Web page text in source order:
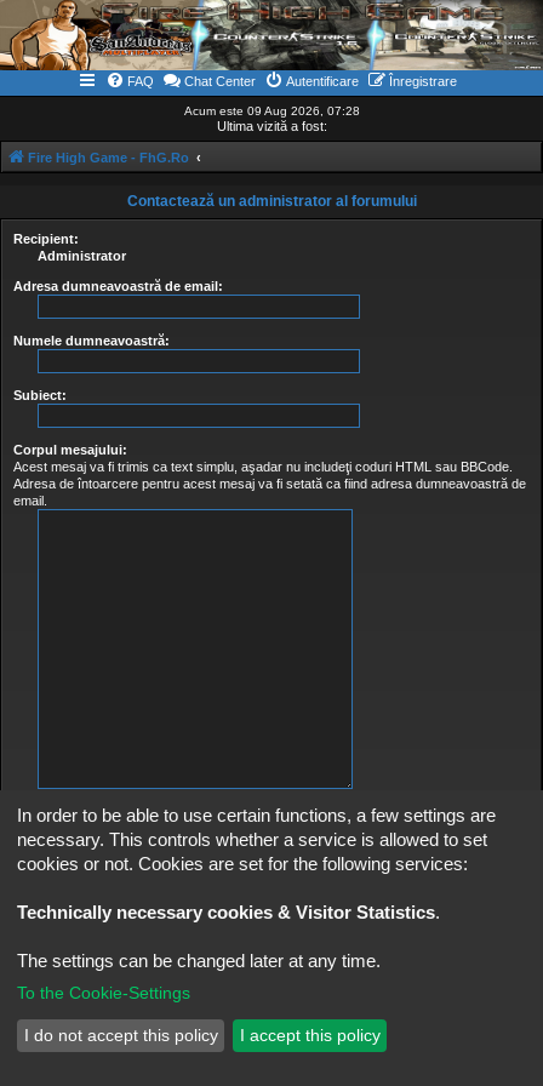
FAQ Chat Center Autentificare Înregistrare
Acum este 09 Aug 2026, 07:28
Ultima vizită a fost:
Fire High Game - FhG.Ro
Contactează un administrator al forumului
Recipient:
Administrator
Adresa dumneavoastră de email:
Numele dumneavoastră:
Subiect:
Corpul mesajului:
Acest mesaj va fi trimis ca text simplu, aşadar nu includeţi coduri HTML sau BBCode.
Adresa de întoarcere pentru acest mesaj va fi setată ca fiind adresa dumneavoastră de
email.
*Cod mini banner FhG.ro *
Fire High Game - FhG.Ro
Furnizat dephpBB
® Forum Software © phpBB Limited
AcidTech by
ST Software Updated for phpBB3.2 by Ian Bradley
In order to be able to use certain functions, a few settings are
necessary. This controls whether a service is allowed to set
cookies or not. Cookies are set for the following services:
Technically necessary cookies & Visitor Statistics.
The settings can be changed later at any time.
To the Cookie-Settings
I do not accept this policy I accept this policy